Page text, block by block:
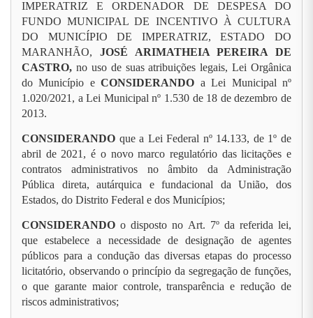
IMPERATRIZ E ORDENADOR DE DESPESA DO
FUNDO MUNICIPAL DE INCENTIVO À CULTURA
DO MUNICÍPIO DE IMPERATRIZ, ESTADO DO
MARANHÃO, JOSÉ ARIMATHEIA PEREIRA DE
CASTRO, no uso de suas atribuições legais, Lei Orgânica
do Município eCONSIDERANDO a Lei Municipal nº
1.020/2021, a Lei Municipal nº 1.530 de 18 de dezembro de
2013.
CONSIDERANDO que a Lei Federal nº 14.133, de 1º de
abril de 2021, é o novo marco regulatório das licitações e
contratos administrativos no âmbito da Administração
Pública direta, autárquica e fundacional da União, dos
Estados, do Distrito Federal e dos Municípios;
CONSIDERANDO o disposto no Art. 7º da referida lei,
que estabelece a necessidade de designação de agentes
públicos para a condução das diversas etapas do processo
licitatório, observando o princípio da segregação de funções,
o que garante maior controle, transparência e redução de
riscos administrativos;